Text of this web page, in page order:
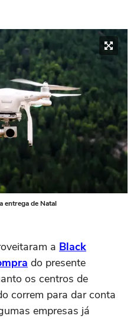
entrega de Natal
a Black
do presente
os centros de
correm para dar conta
empresas já